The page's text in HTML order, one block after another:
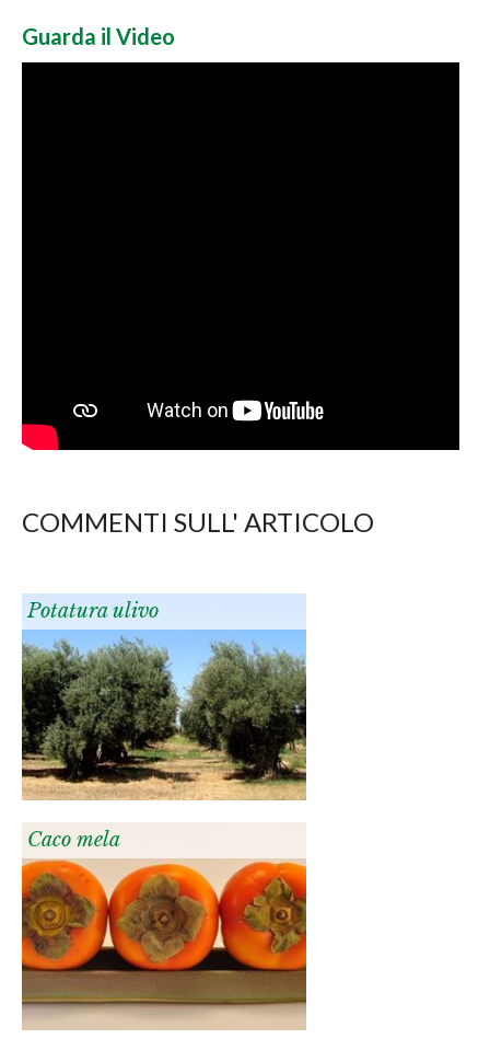
Guarda il Video
COMMENTI SULL' ARTICOLO
Potatura ulivo
Caco mela